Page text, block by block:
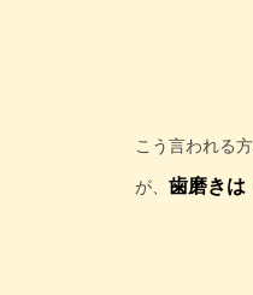
こう言われる
が、 歯磨きは